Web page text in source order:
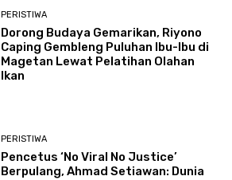
PERISTIWA
Dorong Budaya Gemarikan, Riyono
Caping Gembleng Puluhan Ibu-Ibu di
Magetan Lewat Pelatihan Olahan
Ikan
PERISTIWA
Pencetus ‘No Viral No Justice’
Berpulang, Ahmad Setiawan: Dunia